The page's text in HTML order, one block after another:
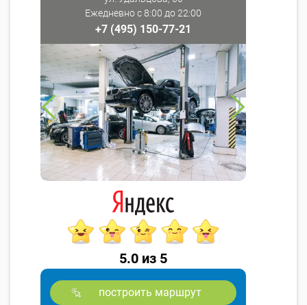
Ежедневно с 8:00 до 22:00
+7 (495) 150-77-21
5.0 из 5
построить маршрут